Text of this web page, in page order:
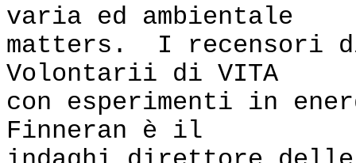
varia ed ambientale
matters. I recensori
Volontarii di VITA
con esperimenti in
Finneran è il